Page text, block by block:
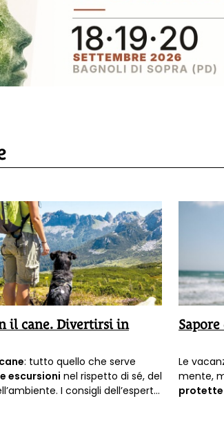
il cane. Divertirsi in
: tutto quello che serve
escursioni nel rispetto di sé, del
I consigli dell’esperto
Le
mente,
protette